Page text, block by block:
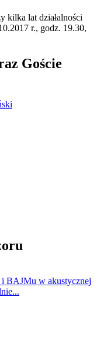
kilka lat działalności
r., godz. 19.30,
Goście
i BAJMu w akustycznej